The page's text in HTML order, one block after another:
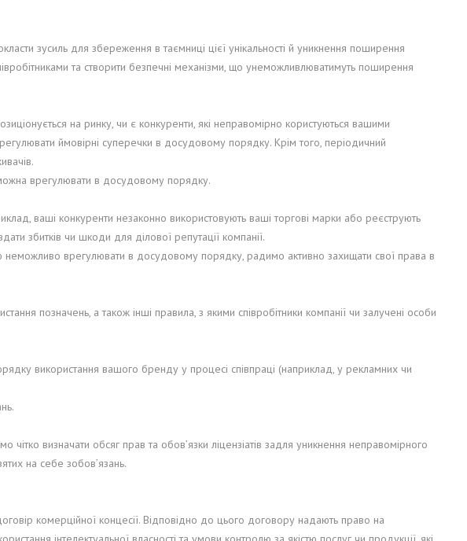
зусиль для збереження в таємниці цієї унікальності й уникнення поширення
та створити безпечні механізми, що унеможливлюватимуть поширення
на ринку, чи є конкуренти, які неправомірно користуються вашими
ймовірні суперечки в досудовому порядку. Крім того, періодичний
можна врегулювати в досудовому порядку.
ваші конкуренти незаконно використовують ваші торгові марки або реєструють
збитків чи шкоди для ділової репутації компанії.
врегулювати в досудовому порядку, радимо активно захищати свої права в
позначень, а також інші правила, з якими співробітники компанії чи залучені особи
використання вашого бренду у процесі співпраці (наприклад, у рекламних чи
чітко визначати обсяг прав та обов’язки ліцензіатів задля уникнення неправомірного
на себе зобов’язань.
комерційної концесії. Відповідно до цього договору надають право на